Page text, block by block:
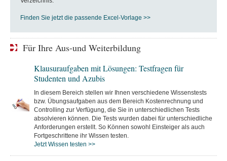
Finden Sie jetzt die passende Excel-Vorlage >>
Für Ihre Aus-und Weiterbildung
Klausuraufgaben mit Lösungen: Testfragen für
Studenten und Azubis
In diesem Bereich stellen wir Ihnen verschiedene Wissenstests
bzw. Übungsaufgaben aus dem Bereich Kostenrechnung und
Controlling zur Verfügung, die Sie in unterschiedlichen Tests
absolvieren können. Die Tests wurden dabei für unterschiedliche
Anforderungen erstellt. So Können sowohl Einsteiger als auch
Fortgeschrittene ihr Wissen testen.
Jetzt Wissen testen >>